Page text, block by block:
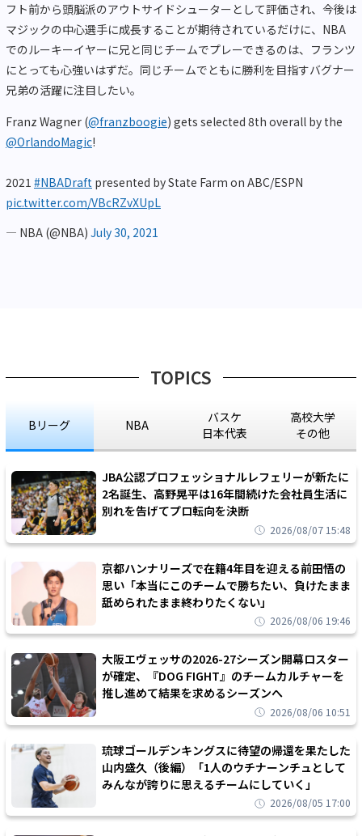
フト前から頭脳派のアウトサイドシューターとして評価され、今後は
マジックの中心選手に成長することが期待されているだけに、NBA
でのルーキーイヤーに兄と同じチームでプレーできるのは、フランツ
にとっても心強いはずだ。同じチームでともに勝利を目指すバグナー
兄弟の活躍に注目したい。
Franz Wagner (@franzboogie) gets selected 8th overall by the
@OrlandoMagic!
2021 #NBADraft presented by State Farm on ABC/ESPN
pic.twitter.com/VBcRZvXUpL
— NBA (@NBA) July 30, 2021
TOPICS
Bリーグ NBA
バスケ
日本代表
高校大学
その他
JBA公認プロフェッショナルレフェリーが新たに
2名誕生、高野晃平は16年間続けた会社員生活に
別れを告げてプロ転向を決断
2026/08/07 15:48
京都ハンナリーズで在籍4年目を迎える前田悟の
思い「本当にこのチームで勝ちたい、負けたまま
舐められたまま終わりたくない」
2026/08/06 19:46
大阪エヴェッサの2026-27シーズン開幕ロスター
が確定、『DOG FIGHT』のチームカルチャーを
推し進めて結果を求めるシーズンへ
2026/08/06 10:51
琉球ゴールデンキングスに待望の帰還を果たした
山内盛久（後編）「1人のウチナーンチュとして
みんなが誇りに思えるチームにしていく」
2026/08/05 17:00